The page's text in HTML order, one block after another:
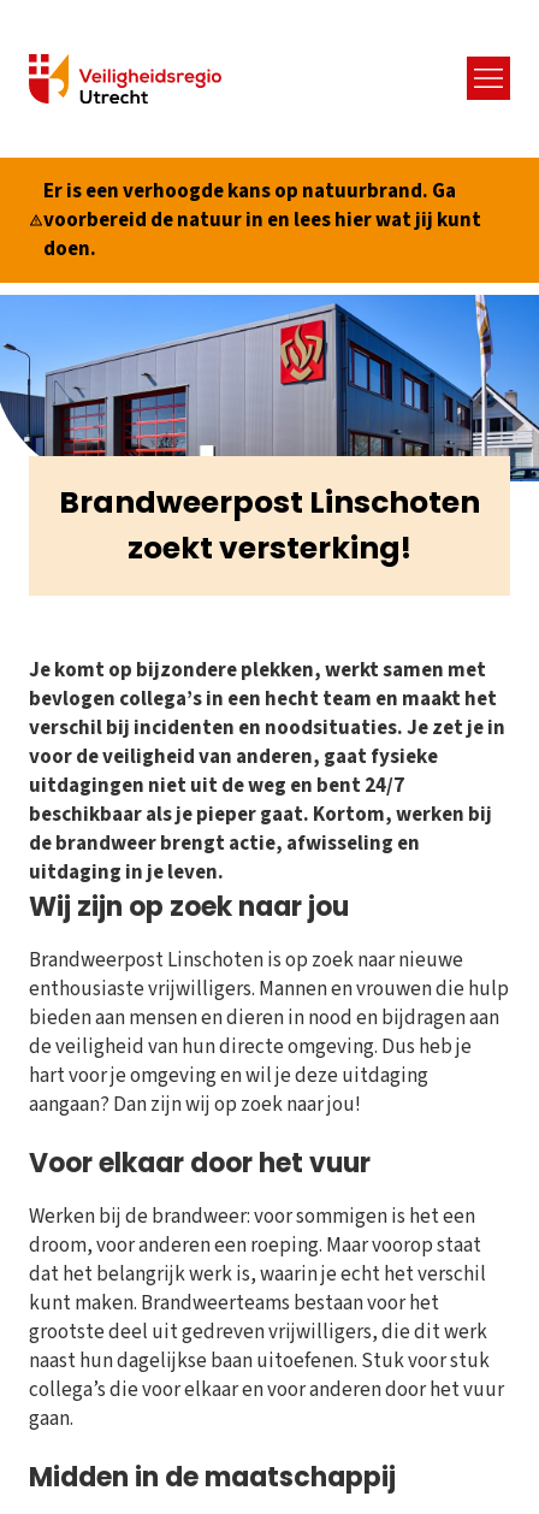
Menu
Er is een verhoogde kans op natuurbrand. Ga
voorbereid de natuur in en lees hier wat jij kunt
doen.
Brandweerpost Linschoten
zoekt versterking!
Je komt op bijzondere plekken, werkt samen met
bevlogen collega’s in een hecht team en maakt het
verschil bij incidenten en noodsituaties. Je zet je in
voor de veiligheid van anderen, gaat fysieke
uitdagingen niet uit de weg en bent 24/7
beschikbaar als je pieper gaat. Kortom, werken bij
de brandweer brengt actie, afwisseling en
uitdaging in je leven.
Wij zijn op zoek naar jou
Brandweerpost Linschoten is op zoek naar nieuwe
enthousiaste vrijwilligers. Mannen en vrouwen die hulp
bieden aan mensen en dieren in nood en bijdragen aan
de veiligheid van hun directe omgeving. Dus heb je
hart voor je omgeving en wil je deze uitdaging
aangaan? Dan zijn wij op zoek naar jou!
Voor elkaar door het vuur
Werken bij de brandweer: voor sommigen is het een
droom, voor anderen een roeping. Maar voorop staat
dat het belangrijk werk is, waarin je echt het verschil
kunt maken. Brandweerteams bestaan voor het
grootste deel uit gedreven vrijwilligers, die dit werk
naast hun dagelijkse baan uitoefenen. Stuk voor stuk
collega’s die voor elkaar en voor anderen door het vuur
gaan.
Midden in de maatschappij